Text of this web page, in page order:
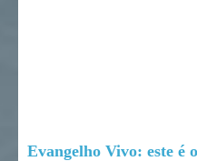
Evangelho Vivo: este é